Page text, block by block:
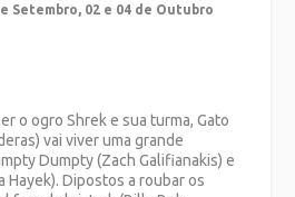
Setembro, 02 e 04 de Outubro
o ogro Shrek e sua turma, Gato
vai viver uma grande
Dumpty (Zach Galifianakis) e
Hayek). Dipostos a roubar os